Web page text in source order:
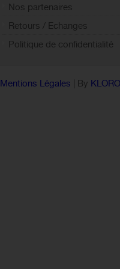
Nos partenaires
Retours / Echanges
Politique de confidentialité
Mentions Légales | By